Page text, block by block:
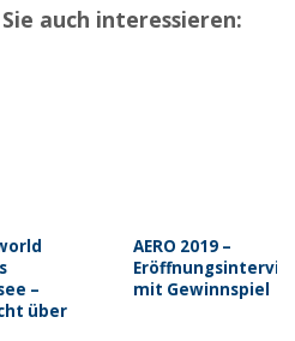
auch interessieren:
–
über
AERO 2019 –
Eröffnungsinterview
mit Gewinnspiel